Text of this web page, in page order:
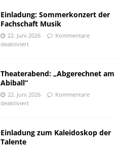
Einladung: Sommerkonzert der
Fachschaft Musik
22. Juni 2026
Kommentare
deaktiviert
Theaterabend: „Abgerechnet am
Abiball“
22. Juni 2026
Kommentare
deaktiviert
Einladung zum Kaleidoskop der
Talente